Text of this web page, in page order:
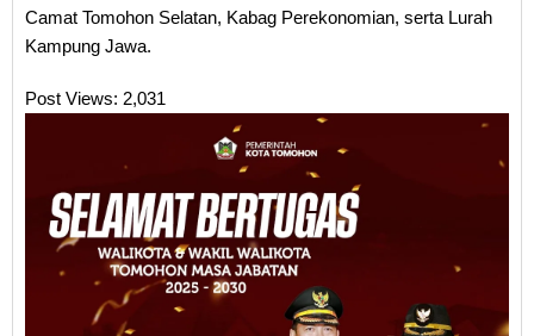
Camat Tomohon Selatan, Kabag Perekonomian, serta Lurah
Kampung Jawa.
Post Views: 2,031